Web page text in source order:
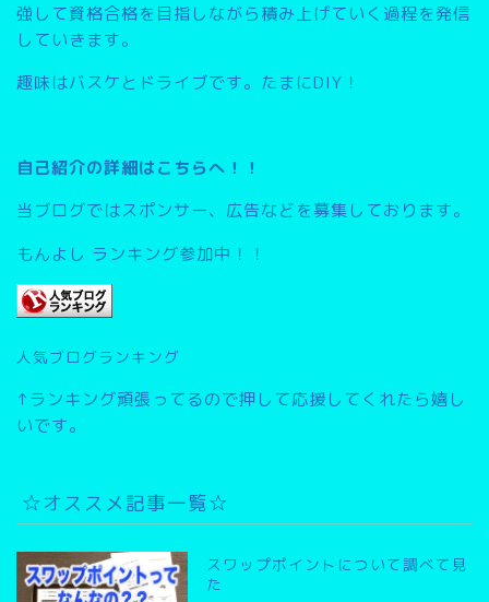
強して資格合格を目指しながら積み上げていく過程を発信
していきます。
趣味はバスケとドライブです。たまにDIY！
自己紹介の詳細はこちらへ！！
当ブログではスポンサー、広告などを募集しております。
もんよし ランキング参加中！！
人気ブログランキング
↑ランキング頑張ってるので押して応援してくれたら嬉し
いです。
☆オススメ記事一覧☆
スワップポイントについて調べて見
た